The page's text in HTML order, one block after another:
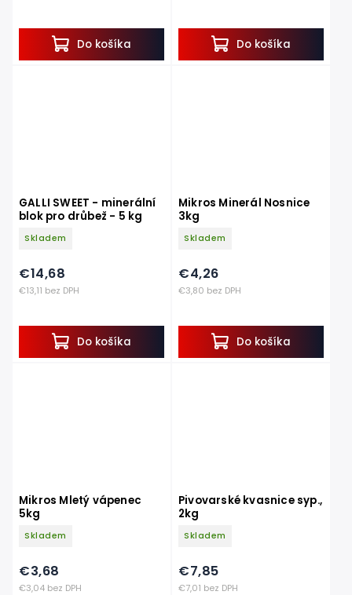
Do košíka Do košíka
GALLI SWEET - minerální
blok pro drůbež - 5 kg
Skladem
€13,11 bez DPH
€14,68
Do košíka
Mikros Minerál Nosnice
3kg
Skladem
€3,80 bez DPH
€4,26
Do košíka
Mikros Mletý vápenec
5kg
Skladem
€3,04 bez DPH
€3,68
Pivovarské kvasnice syp.,
2kg
Skladem
€7,01 bez DPH
€7,85